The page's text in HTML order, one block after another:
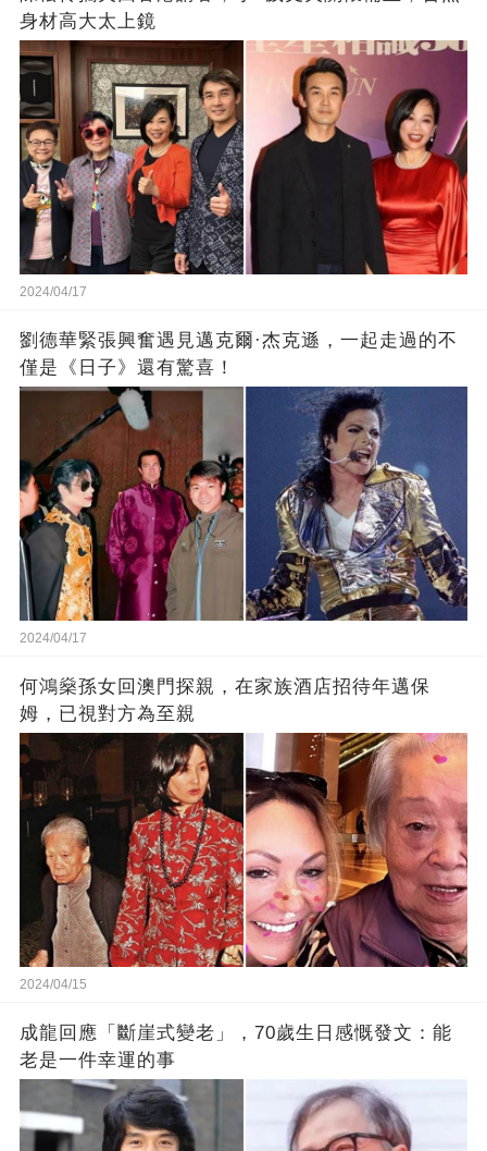
身材高大太上鏡
2024/04/17
劉德華緊張興奮遇見邁克爾·杰克遜，一起走過的不
僅是《日子》還有驚喜！
2024/04/17
何鴻燊孫女回澳門探親，在家族酒店招待年邁保
姆，已視對方為至親
2024/04/15
成龍回應「斷崖式變老」，70歲生日感慨發文：能
老是一件幸運的事